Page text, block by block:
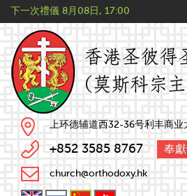
下一次禮儀 8月08日, 17:00
上环德辅道西32-36号利丰商业
+852 3585 8767 奉
church@orthodoxy.hk